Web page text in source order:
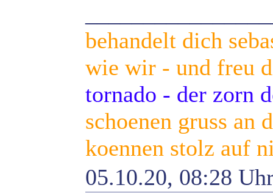
behandelt dich
wie wir - und freu
tornado - der zorn
schoenen gruss an
koennen stolz auf
05.10.20, 08:28